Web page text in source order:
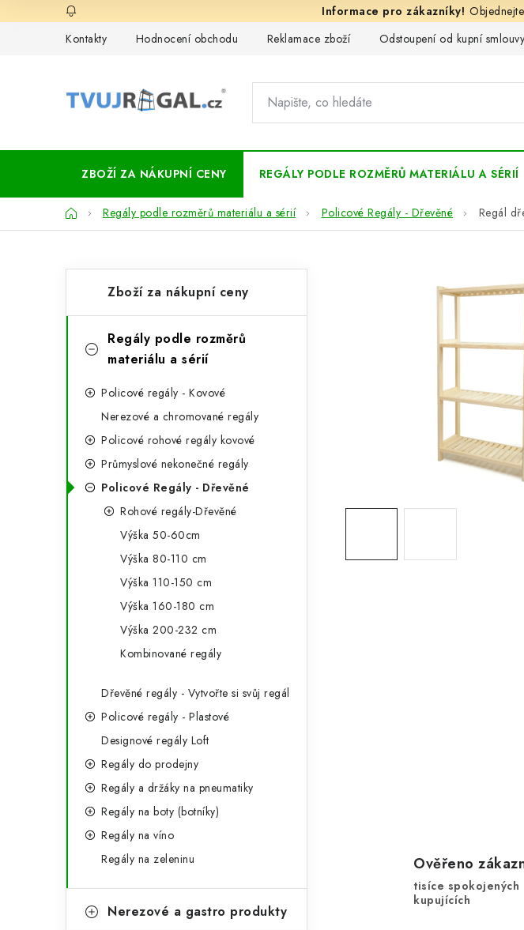
na
Kontakty
Hodnocení obchodu Reklamace zboží Odstoupení od kupní smlouvy
ZBOŽÍ ZA NÁKUPNÍ CENY REGÁLY PODLE ROZMĚRŮ MATERIÁLU A SÉRIÍ
DomůRegály podle rozměrů materiálu a sérií Policové Regály - Dřevěné Regál
o
n
kategorie
a
e
Zboží za nákupní ceny
Regály podle rozměrů
materiálu a sérií
Policové regály - Kovové
Nerezové a chromované regály
Policové rohové regály kovové
Průmyslové nekonečné regály
Policové Regály - Dřevěné
Rohové regály-Dřevěné
Výška 50-60cm
Výška 80-110 cm
Výška 110-150 cm
Výška 160-180 cm
Výška 200-232 cm
Kombinované regály
Dřevěné regály - Vytvořte si svůj regál
Policové regály - Plastové
Designové regály Loft
Regály do prodejny
Regály a držáky na pneumatiky
Regály na boty (botníky)
Regály na víno
Regály na zeleninu
Nerezové a gastro produkty
Ověřeno
tisíce spokojených
kupujících